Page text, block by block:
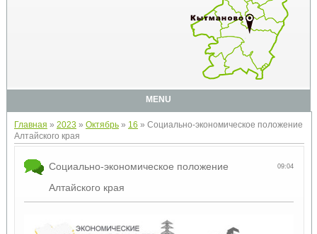
MENU
Главная » 2023 » Октябрь » 16 » Социально-экономическое положение
Алтайского края
09:04
Социально-экономическое положение
Алтайского края